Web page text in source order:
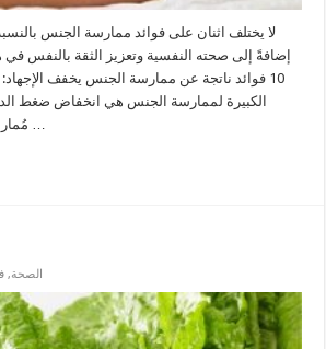
لا يختلف اثنان على فوائد ممارسة الجنس
إضافةً إلى صحته النفسية وتعزيز الثقة بالنفس
10 فوائد ناتجة عن ممارسة الجنس يخفف
الكبيرة لممارسة الجنس هي انخفاض ضغط
مُمارسة الجنس، يفرز الجسم …
الصحة,